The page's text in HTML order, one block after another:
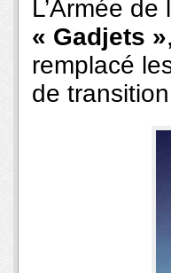
L’Armée de
« Gadjets »
remplacé
de